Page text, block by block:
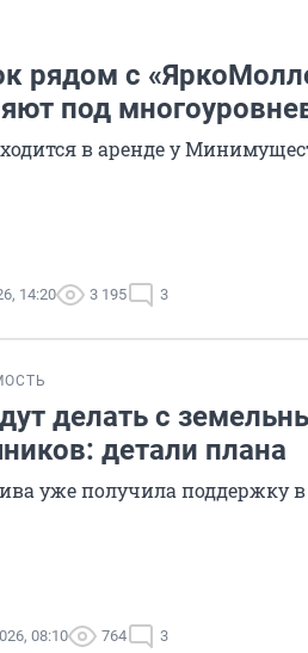
рядом с
под
в аренде у
14:20 3 195 3
делать с
детали плана
уже получила поддержку
08:10 764 3